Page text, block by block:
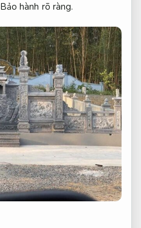
Bảo hành rõ ràng.